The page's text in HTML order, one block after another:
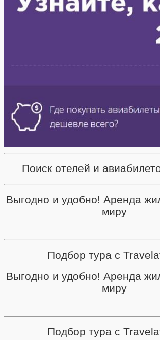
Поиск отелей и
Выгодно и удобно! Аренда
миру
Подбор тура с
Выгодно и удобно! Аренда
миру
Подбор тура с